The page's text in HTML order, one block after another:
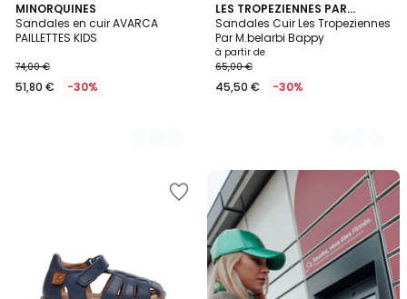
MINORQUINES
Sandales en cuir AVARCA
PAILLETTES KIDS
74,00 €
51,80 € -30%
2
Couleurs
LES TROPEZIENNES PAR
M.BELARBI
Sandales Cuir Les Tropeziennes
Par M.belarbi Bappy
à partir de
65,00 €
45,50 € -30%
2
Couleurs
Nouveau
Livraison
en
Locker
Mondial
Relay